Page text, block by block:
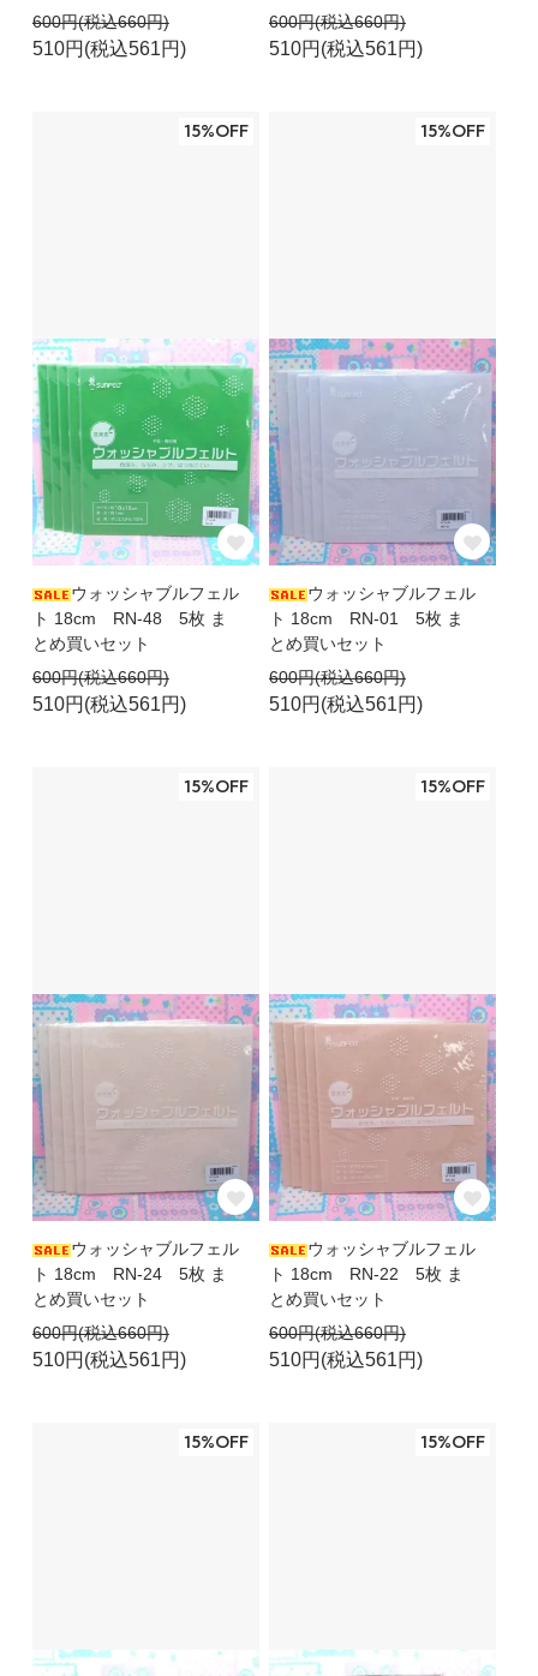
600円(税込660円)
510円(税込561円)
600円(税込660円)
510円(税込561円)
15%OFF
ウォッシャブルフェル
ト 18cm RN-48 5枚 ま
とめ買いセット
600円(税込660円)
510円(税込561円)
15%OFF
ウォッシャブルフェル
ト 18cm RN-01 5枚 ま
とめ買いセット
600円(税込660円)
510円(税込561円)
15%OFF
ウォッシャブルフェル
ト 18cm RN-24 5枚 ま
とめ買いセット
600円(税込660円)
510円(税込561円)
15%OFF
ウォッシャブルフェル
ト 18cm RN-22 5枚 ま
とめ買いセット
600円(税込660円)
510円(税込561円)
15%OFF 15%OFF